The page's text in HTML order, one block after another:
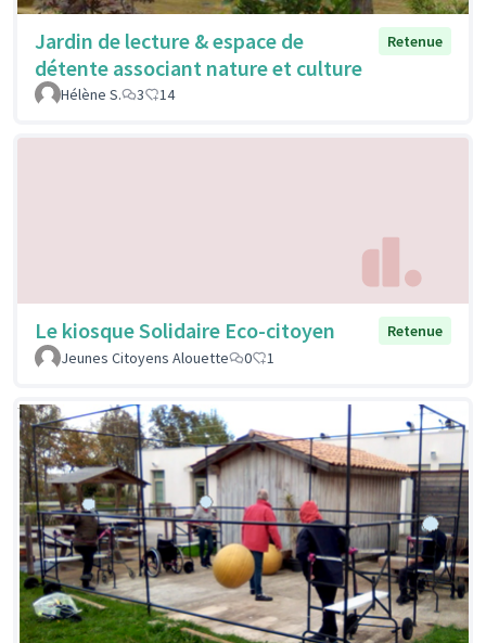
Jardin de lecture & espace de
détente associant nature et culture
Retenue
Hélène S. 3 14
Le kiosque Solidaire Eco-citoyen
Retenue
Jeunes Citoyens Alouette
0 1